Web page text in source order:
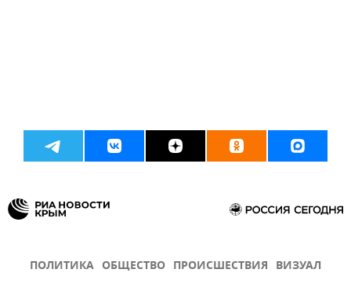
ПОЛИТИКА ОБЩЕСТВО ПРОИСШЕСТВИЯ ВИЗУАЛ